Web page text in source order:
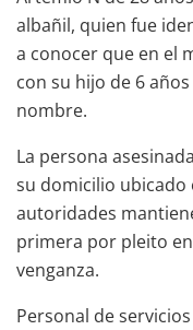
albañil, quien fue
a conocer que en el
con su hijo de 6
nombre.
La persona
su domicilio ubicado
autoridades
primera por pleito
venganza.
Personal de